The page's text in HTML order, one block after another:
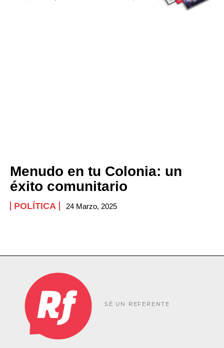
Menudo en tu Colonia: un
éxito comunitario
POLÍTICA 24 Marzo, 2025
SÉ UN REFERENTE